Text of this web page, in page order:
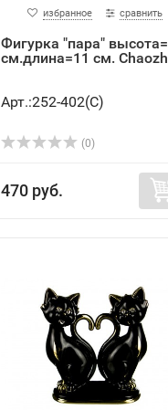
избранное сравнить
Фигурка "пара"
см.длина=11 см.
Арт.:252-402(C)
(0)
470 руб.